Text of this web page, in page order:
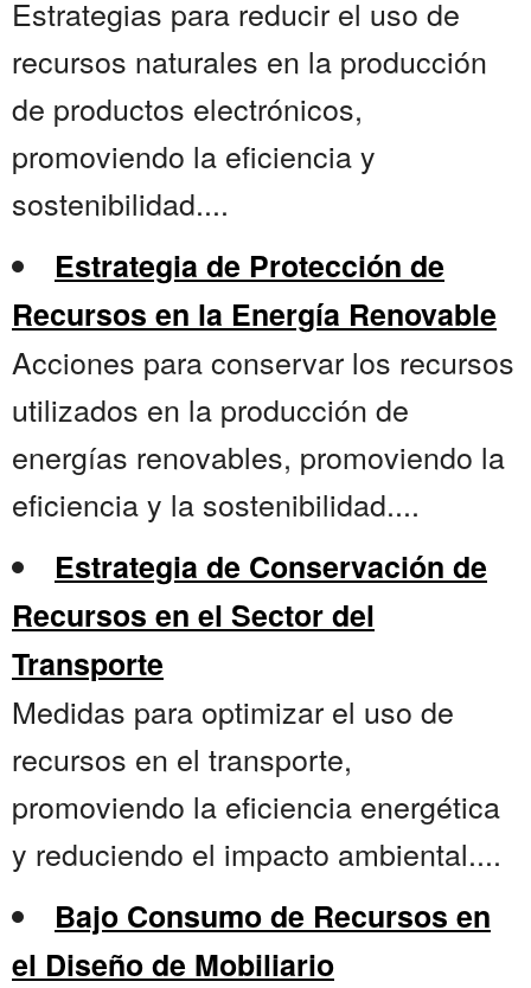
Estrategias para reducir el uso de
recursos naturales en la producción
de productos electrónicos,
promoviendo la eficiencia y
sostenibilidad....
Estrategia de Protección de
Recursos en la Energía Renovable
Acciones para conservar los recursos
utilizados en la producción de
energías renovables, promoviendo la
eficiencia y la sostenibilidad....
Estrategia de Conservación de
Recursos en el Sector del
Transporte
Medidas para optimizar el uso de
recursos en el transporte,
promoviendo la eficiencia energética
y reduciendo el impacto ambiental....
Bajo Consumo de Recursos en
el Diseño de Mobiliario